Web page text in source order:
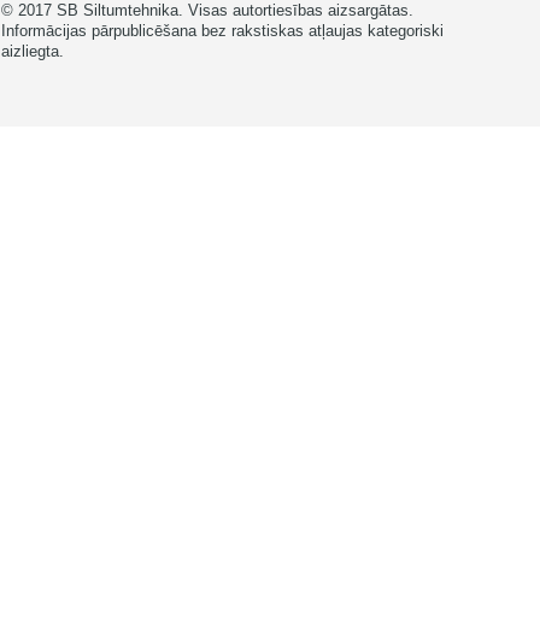
© 2017 SB Siltumtehnika. Visas autortiesības aizsargātas.
Informācijas pārpublicēšana bez rakstiskas atļaujas kategoriski
aizliegta.